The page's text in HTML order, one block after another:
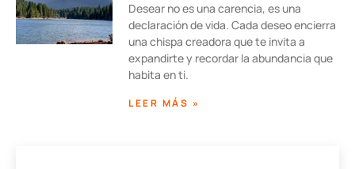
Desear no es una carencia, es una
declaración de vida. Cada deseo encierra
una chispa creadora que te invita a
expandirte y recordar la abundancia que
habita en ti.
LEER MÁS »